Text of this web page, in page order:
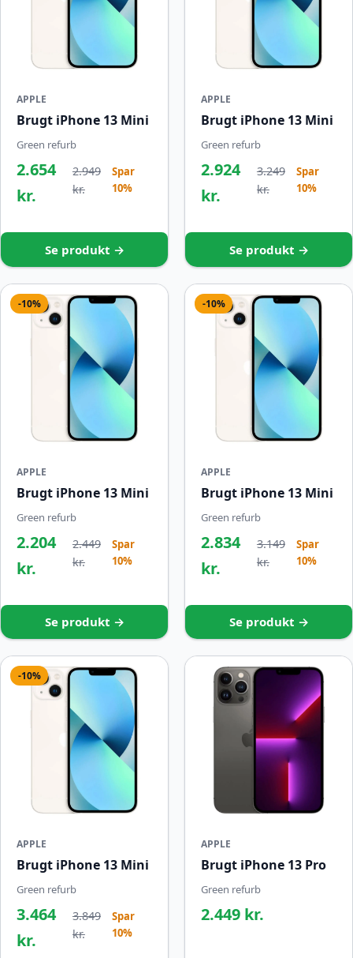
APPLE
Brugt iPhone 13 Mini
Green refurb
2.654
kr.
2.949
kr.
Spar
10%
Se produkt →
APPLE
Brugt iPhone 13 Mini
Green refurb
2.924
kr.
3.249
kr.
Spar
10%
Se produkt →
-10%
APPLE
Brugt iPhone 13 Mini
Green refurb
2.204
kr.
2.449
kr.
Spar
10%
Se produkt →
-10%
APPLE
Brugt iPhone 13 Mini
Green refurb
2.834
kr.
3.149
kr.
Spar
10%
Se produkt →
-10%
APPLE
Brugt iPhone 13 Mini
Green refurb
3.464
kr.
3.849
kr.
Spar
10%
APPLE
Brugt iPhone 13 Pro
Green refurb
2.449 kr.